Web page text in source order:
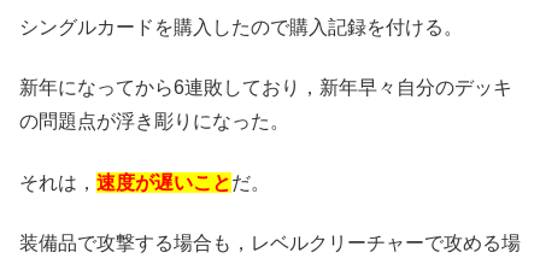
シングルカードを購入したので購入記録を付ける。
新年になってから6連敗しており，新年早々自分のデッキ
の問題点が浮き彫りになった。
それは， 速度が遅いことだ。
装備品で攻撃する場合も，レベルクリーチャーで攻める場